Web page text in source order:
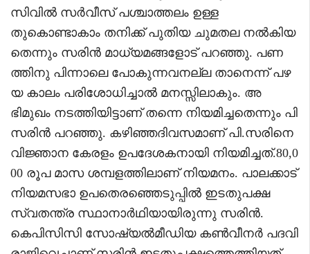
സിവിൽ സർവീസ് പശ്ചാത്തലം ഉള്ള
തുകൊണ്ടാകാം തനിക്ക് പുതിയ ചുമതല നൽകിയ
തെന്നും സരിൻ മാധ്യമങ്ങളോട് പറഞ്ഞു. പണ
ത്തിനു പിന്നാലെ പോകുന്നവനല്ല താനെന്ന് പഴ
യ കാലം പരിശോധിച്ചാൽ മനസ്സിലാകും. അ
ഭിമുഖം നടത്തിയിട്ടാണ് തന്നെ നിയമിച്ചതെന്നും പി
സരിൻ പറഞ്ഞു. കഴിഞ്ഞദിവസമാണ് പി.സരിനെ
വിജ്ഞാന കേരളം ഉപദേശകനായി നിയമിച്ചത്.80,0
00 രൂപ മാസ ശമ്പളത്തിലാണ് നിയമനം. പാലക്കാട്
നിയമസഭാ ഉപതെരഞ്ഞെടുപ്പിൽ ഇടതുപക്ഷ
സ്വതന്ത്ര സ്ഥാനാർഥിയായിരുന്നു സരിൻ.
കെപിസിസി സോഷ്യൽമീഡിയ കൺവീനർ പദവി